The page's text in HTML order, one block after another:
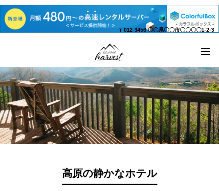
〒012-3456 〇〇県〇〇市〇〇〇〇1-2-3
高原の静かなホテル